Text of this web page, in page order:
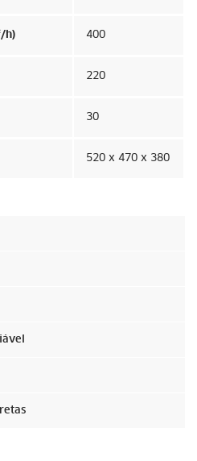
h) 400
220
30
520 x 470 x 380